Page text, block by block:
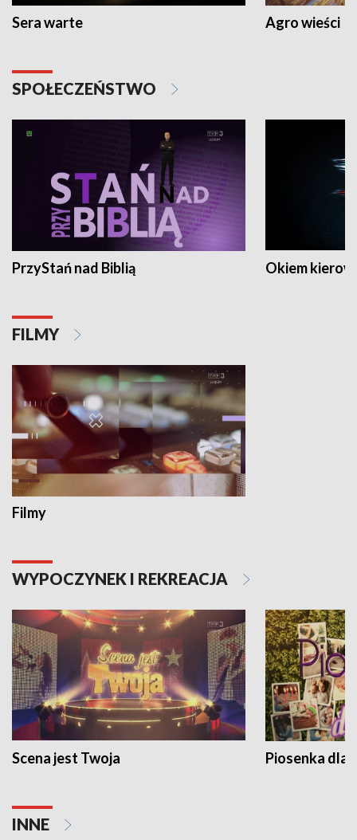
Sera warte Agro wieści
SPOŁECZEŃSTWO
PrzyStań nad Biblią Okiem
FILMY
Filmy
WYPOCZYNEK I REKREACJA
Scena jest Twoja Piosenka dla
INNE